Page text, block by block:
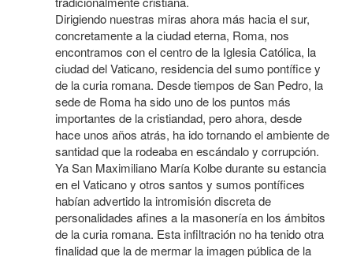
Dirigiendo nuestras miras ahora más hacia el sur,
concretamente a la ciudad eterna, Roma, nos
encontramos con el centro de la Iglesia Católica, la
ciudad del Vaticano, residencia del sumo pontífice y
de la curia romana. Desde tiempos de San Pedro, la
sede de Roma ha sido uno de los puntos más
importantes de la cristiandad, pero ahora, desde
hace unos años atrás, ha ido tornando el ambiente de
santidad que la rodeaba en escándalo y corrupción.
Ya San Maximiliano María Kolbe durante su estancia
en el Vaticano y otros santos y sumos pontífices
habían advertido la intromisión discreta de
personalidades afines a la masonería en los ámbitos
de la curia romana. Esta infiltración no ha tenido otra
finalidad que la de mermar la imagen pública de la